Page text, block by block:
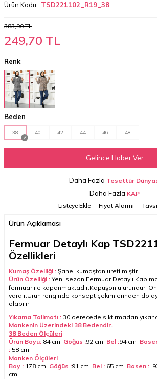
Ürün Kodu : TSD221102_R19_38
383,90TL
249,70 TL
Renk
Beden
38 40 42 44 46 48
Gelince Haber Ver
Daha Fazla Tesettür
Daha Fazla KAP
Listeye Ekle
Fiyat Alarmı
Ürün Açıklaması
Fermuar Detaylı Kap
Özellikleri
Kumaş Özelliği : Şanel kumaştan üretilmiştir.
Ürün Özelliği : Yeni sezon Fermuar Detaylı Kap
fermuar ile kapanmaktadır.Kapuşonlu üründür.
vardır.Ürün renginde konsept çekimlerinden dolayı
olabilir.
Yıkama Talimatı : 30 derecede sıktırmadan
Mankenin Üzerindeki 38 Bedendir.
38 Beden Ölçüleri
Ürün Boyu: 84 cm Göğüs :92 cm Bel :94 cm
: 58 cm
Manken Ölçüleri
Boy : 178 cm Göğüs :91 cm Bel : 65 cm Basen :
cm